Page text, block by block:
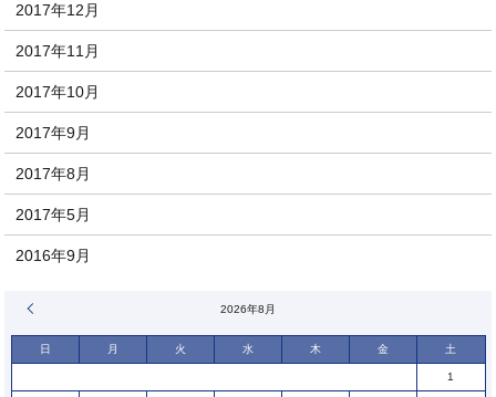
2017年12月
2017年11月
2017年10月
2017年9月
2017年8月
2017年5月
2016年9月
2026年8月
日 月 火 水 木 金 土
1